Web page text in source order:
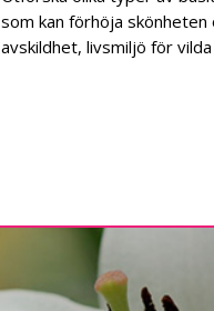
som kan förhöja
avskildhet, livsmiljö för